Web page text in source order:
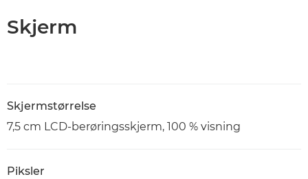
Skjerm
Skjermstørrelse
7,5 cm LCD-berøringsskjerm, 100 % visning
Piksler